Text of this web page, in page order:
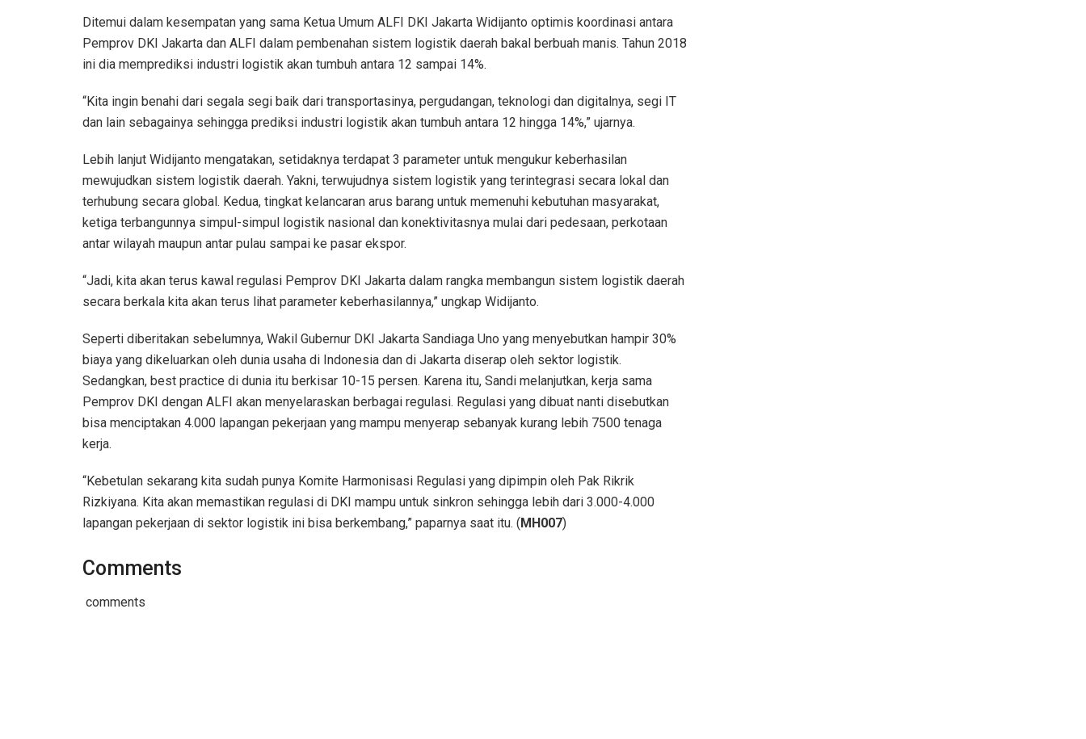
Ditemui dalam kesempatan yang sama Ketua Umum ALFI DKI Jakarta Widijanto optimis koordinasi antara
Pemprov DKI Jakarta dan ALFI dalam pembenahan sistem logistik daerah bakal berbuah manis. Tahun 2018
ini dia memprediksi industri logistik akan tumbuh antara 12 sampai 14%.
“Kita ingin benahi dari segala segi baik dari transportasinya, pergudangan, teknologi dan digitalnya, segi IT
dan lain sebagainya sehingga prediksi industri logistik akan tumbuh antara 12 hingga 14%,” ujarnya.
Lebih lanjut Widijanto mengatakan, setidaknya terdapat 3 parameter untuk mengukur keberhasilan
mewujudkan sistem logistik daerah. Yakni, terwujudnya sistem logistik yang terintegrasi secara lokal dan
terhubung secara global. Kedua, tingkat kelancaran arus barang untuk memenuhi kebutuhan masyarakat,
ketiga terbangunnya simpul-simpul logistik nasional dan konektivitasnya mulai dari pedesaan, perkotaan
antar wilayah maupun antar pulau sampai ke pasar ekspor.
“Jadi, kita akan terus kawal regulasi Pemprov DKI Jakarta dalam rangka membangun sistem logistik daerah
secara berkala kita akan terus lihat parameter keberhasilannya,” ungkap Widijanto.
Seperti diberitakan sebelumnya, Wakil Gubernur DKI Jakarta Sandiaga Uno yang menyebutkan hampir 30%
biaya yang dikeluarkan oleh dunia usaha di Indonesia dan di Jakarta diserap oleh sektor logistik.
Sedangkan, best practice di dunia itu berkisar 10-15 persen. Karena itu, Sandi melanjutkan, kerja sama
Pemprov DKI dengan ALFI akan menyelaraskan berbagai regulasi. Regulasi yang dibuat nanti disebutkan
bisa menciptakan 4.000 lapangan pekerjaan yang mampu menyerap sebanyak kurang lebih 7500 tenaga
kerja.
“Kebetulan sekarang kita sudah punya Komite Harmonisasi Regulasi yang dipimpin oleh Pak Rikrik
Rizkiyana. Kita akan memastikan regulasi di DKI mampu untuk sinkron sehingga lebih dari 3.000-4.000
lapangan pekerjaan di sektor logistik ini bisa berkembang,” paparnya saat itu. (MH007)
Comments
comments